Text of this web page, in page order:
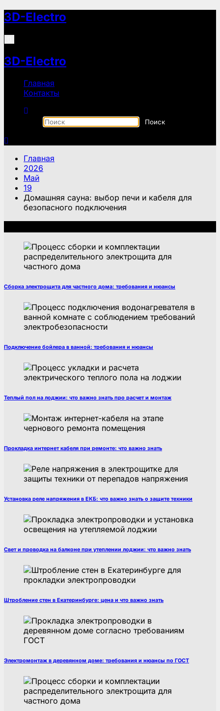
Перейти
к
содержимому
3D-Electro
3D-Electro
Главная
Контакты
Главная
2026
Май
19
Домашняя сауна: выбор печи и кабеля для
безопасного подключения
Сборка электрощита для частного дома: требования и нюансы
Подключение бойлера в ванной: требования и нюансы
Теплый пол на лоджии: что важно знать про расчет и монтаж
Прокладка интернет кабеля при ремонте: что важно знать
Установка реле напряжения в ЕКБ: что важно знать о защите техники
Свет и проводка на балконе при утеплении лоджии: что важно знать
Штробление стен в Екатеринбурге: цена и что важно знать
Электромонтаж в деревянном доме: требования и нюансы по ГОСТ